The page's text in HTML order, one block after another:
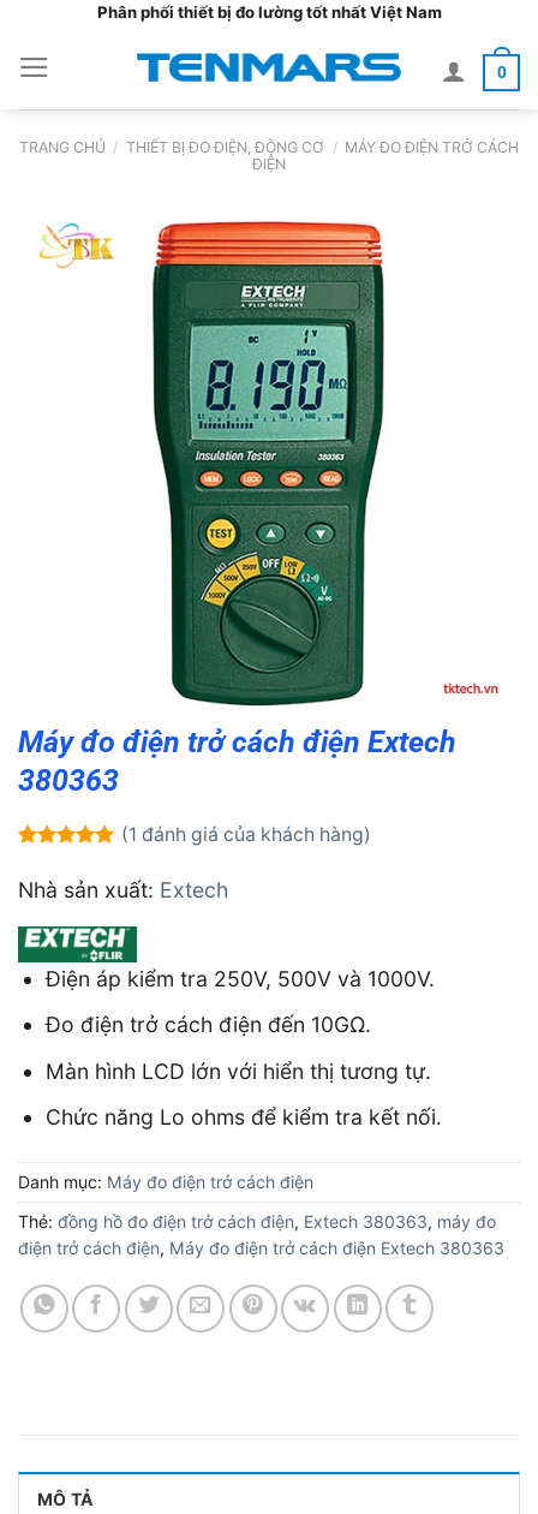
nội
dung
Phân phối thiết bị đo lường tốt nhất Việt Nam
0
TRANG CHỦ / THIẾT BỊ ĐO ĐIỆN, ĐỘNG CƠ / MÁY ĐO ĐIỆN TRỞ CÁCH
ĐIỆN
Máy đo điện trở cách điện Extech
380363
dựa trên
đánh giá
(1 đánh giá của khách hàng)
Nhà sản xuất: Extech
Điện áp kiểm tra 250V, 500V và 1000V.
Đo điện trở cách điện đến 10GΩ.
Màn hình LCD lớn với hiển thị tương tự.
Chức năng Lo ohms để kiểm tra kết nối.
Danh mục: Máy đo điện trở cách điện
Thẻ: đồng hồ đo điện trở cách điện, Extech 380363, máy đo
điện trở cách điện, Máy đo điện trở cách điện Extech 380363
MÔ TẢ